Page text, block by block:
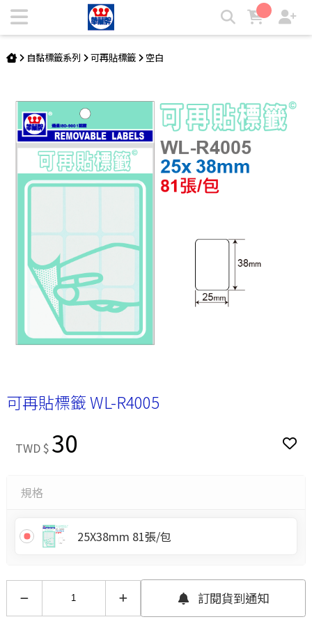
可再貼標籤 WL-R4005 | 華麗牌自粘標籤
自黏標籤系列 可再貼標籤 空白
可再貼標籤 WL-R4005
TWD $ 30
規格
25X38mm 81張/包
訂閱貨到通知